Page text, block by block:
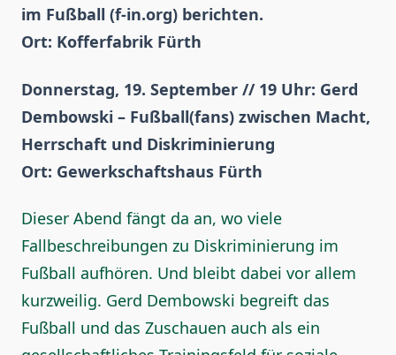
im Fußball (f-in.org) berichten.
Ort: Kofferfabrik Fürth
Donnerstag, 19. September // 19 Uhr: Gerd
Dembowski – Fußball(fans) zwischen Macht,
Herrschaft und Diskriminierung
Ort: Gewerkschaftshaus Fürth
Dieser Abend fängt da an, wo viele
Fallbeschreibungen zu Diskriminierung im
Fußball aufhören. Und bleibt dabei vor allem
kurzweilig. Gerd Dembowski begreift das
Fußball und das Zuschauen auch als ein